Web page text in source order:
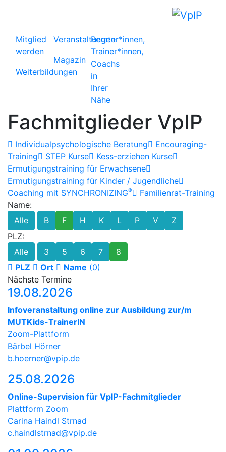
Mitglied
werden
Weiterbildungen
Veranstaltungen
Magazin
Berater*innen,
Trainer*innen,
Coachs
in
Ihrer
Nähe
Fachmitglieder VpIP
Individualpsychologische Beratung
Encouraging-
Training
STEP Kurse
Kess-erziehen Kurse
Ermutigungstraining für Erwachsene
Ermutigungstraining für Kinder / Jugendliche
Coaching mit SYNCHRONIZING®
Familienrat-Training
Name:
Alle
B F H K L P V
Z
PLZ:
Alle
3 5 6 7
8
PLZ
Ort Name (0)
Nächste Termine
19.08.2026
Infoveranstaltung online zur Ausbildung zur/m
MUTKids-TrainerIN
Zoom-Plattform
Bärbel Hörner
b.hoerner@vpip.de
25.08.2026
Online-Supervision für VpIP-Fachmitglieder
Plattform Zoom
Carina Haindl Strnad
c.haindlstrnad@vpip.de